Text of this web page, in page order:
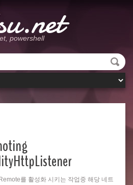
powershell
를 활성화 시키는 작업중 해당 네트